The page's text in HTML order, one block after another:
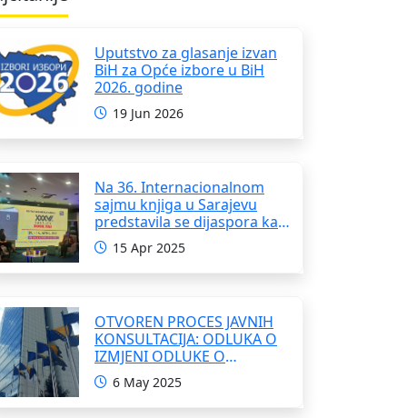
Uputstvo za glasanje izvan
BiH za Opće izbore u BiH
2026. godine
19 Jun 2026
Na 36. Internacionalnom
sajmu knjiga u Sarajevu
predstavila se dijaspora kao
i domaći pisci i umjetnici
15 Apr 2025
OTVOREN PROCES JAVNIH
KONSULTACIJA: ODLUKA O
IZMJENI ODLUKE O
FORMIRANJU
INTERRESORNE RADNE
GRUPE ZA IZRADU
6 May 2025